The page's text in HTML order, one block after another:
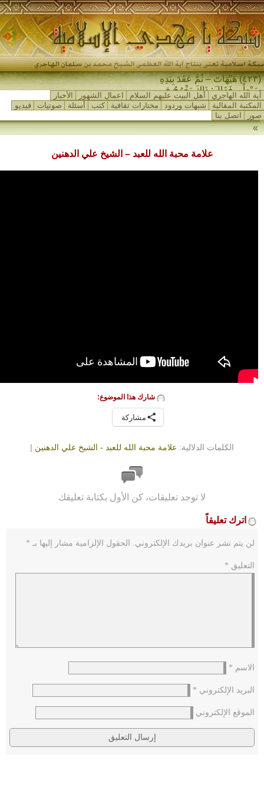
(٤٢٣) هَيْهَاتَ – ثُمَّ عَقَدَ بِيَدِهِ
سَبْعاً – فَقَالَ: ذَاكَ يَخْرُجُ فِي
آخِرِ الزَّمَانِ…
آية الله الهاجري أهل البيت عليهم السلام اعمال الشهور
الأخبار
المكتبة المقالية
شبهات وردود مختارات ثقافية كتب أسئلة صوتيات
فيديو
صور
اتصل بنا
»
علامة محبة الله للعبد – الشيخ علي الدهنين
شارك هذا الموضوع:
مشاركة
الكلمات الدلالية: علامة محبة الله للعبد - الشيخ علي الدهنين |
لا توجد تعليقات، كن الأول بكتابة تعليقك
اترك تعليقاً
لن يتم نشر عنوان بريدك الإلكتروني. الحقول الإلزامية مشار إليها بـ *
التعليق *
الاسم *
البريد الإلكتروني *
الموقع الإلكتروني